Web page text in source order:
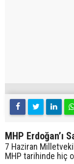
MHP Erdoğan’ı
7 Haziran
MHP tarihinde hiç